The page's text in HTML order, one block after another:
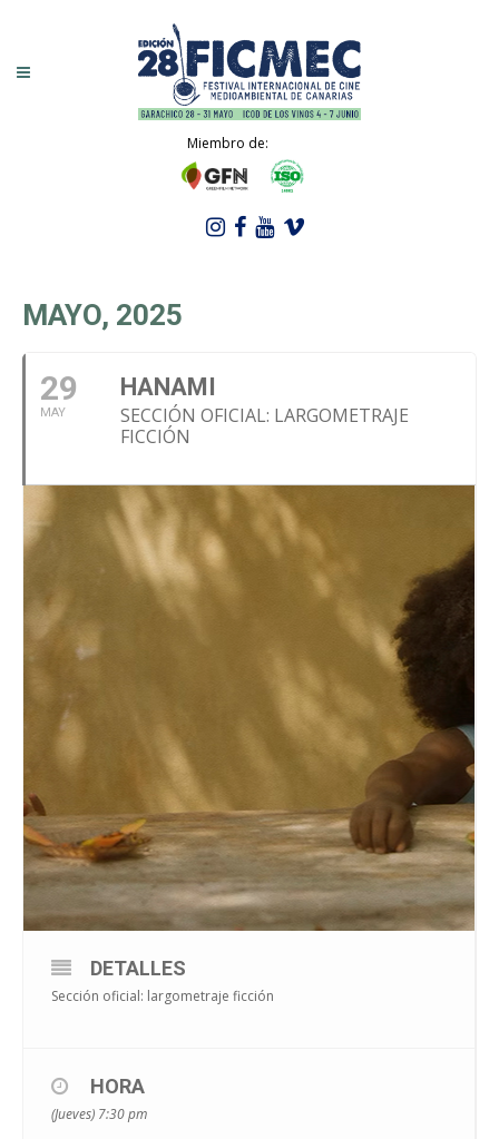
Miembro de:
MAYO, 2025
29
MAY
HANAMI
SECCIÓN OFICIAL: LARGOMETRAJE
FICCIÓN
DETALLES
Sección oficial: largometraje ficción
HORA
(Jueves) 7:30 pm